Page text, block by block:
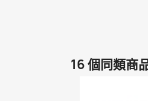
16 個同類商